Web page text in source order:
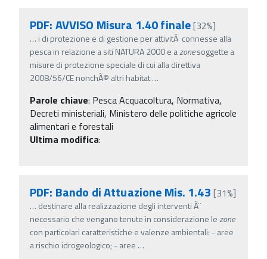
PDF: AVVISO Misura 1.40 finale[32%]
… i di protezione e di gestione per attivitÃ connesse alla
pesca in relazione a siti NATURA 2000 e azonesoggette a
misure di protezione speciale di cui alla direttiva
2008/56/CE nonchÃ© altri habitat…
Parole chiave: Pesca Acquacoltura, Normativa,
Decreti ministeriali, Ministero delle politiche agricole
alimentari e forestali
Ultima modifica:
PDF: Bando di Attuazione Mis. 1.43 [31%]
… destinare alla realizzazione degli interventi Ã¨
necessario che vengano tenute in considerazione lezone
con particolari caratteristiche e valenze ambientali: - aree
a rischio idrogeologico; - aree …